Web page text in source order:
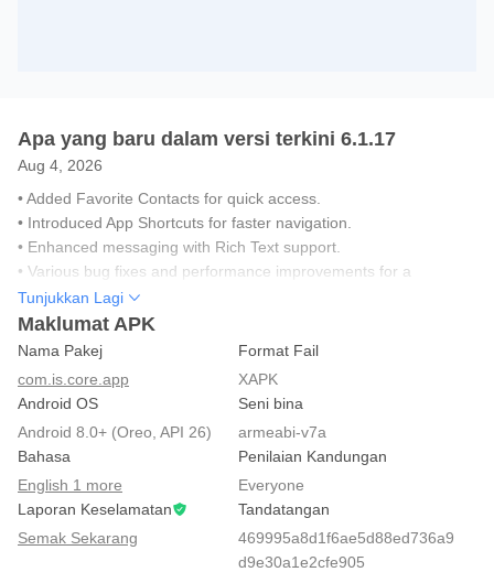
Apa yang baru dalam versi terkini 6.1.17
Aug 4, 2026
• Added Favorite Contacts for quick access.
• Introduced App Shortcuts for faster navigation.
• Enhanced messaging with Rich Text support.
• Various bug fixes and performance improvements for a
smoother experience
Tunjukkan Lagi
Maklumat APK
Nama Pakej
com.is.core.app
Format Fail
XAPK
Android OS
Android 8.0+ (Oreo, API 26)
Seni bina
armeabi-v7a
Bahasa
English 1 more
Penilaian Kandungan
Everyone
Laporan Keselamatan
Semak Sekarang
Tandatangan
469995a8d1f6ae5d88ed736a9
d9e30a1e2cfe905